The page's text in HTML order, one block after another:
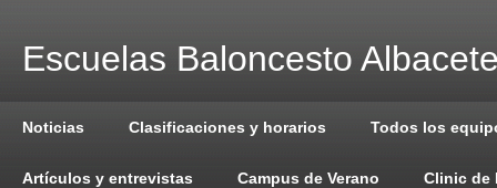
Escuelas Baloncesto
Noticias Clasificaciones y horarios Todos los
Artículos y entrevistas Campus de Verano Clinic de